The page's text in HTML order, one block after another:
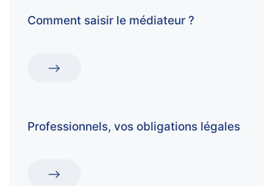
Comment saisir le médiateur ?
Professionnels, vos obligations légales